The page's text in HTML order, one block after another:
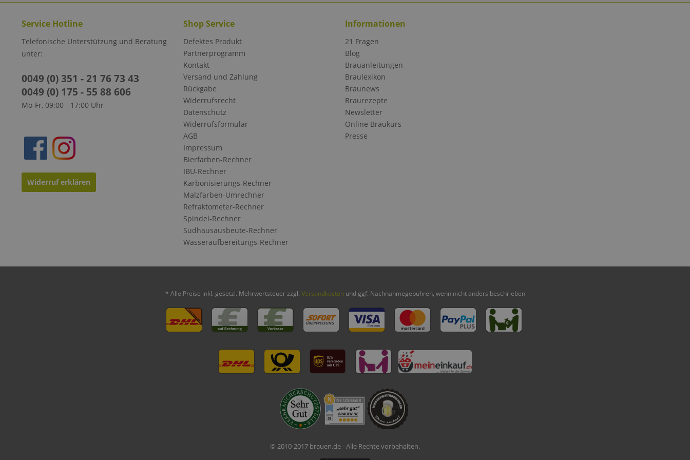
Service Hotline
Telefonische Unterstützung und Beratung
unter:
0049 (0) 351 - 21 76 73 43
0049 (0) 175 - 55 88 606
Mo-Fr, 09:00 - 17:00 Uhr
Widerruf erklären
Shop Service
Defektes Produkt
Partnerprogramm
Kontakt
Versand und Zahlung
Rückgabe
Widerrufsrecht
Datenschutz
Widerrufsformular
AGB
Impressum
Bierfarben-Rechner
IBU-Rechner
Karbonisierungs-Rechner
Malzfarben-Umrechner
Refraktometer-Rechner
Spindel-Rechner
Sudhausausbeute-Rechner
Wasseraufbereitungs-Rechner
Informationen
21 Fragen
Blog
Brauanleitungen
Braulexikon
Braunews
Braurezepte
Newsletter
Online Braukurs
Presse
* Alle Preise inkl. gesetzl. Mehrwertsteuer zzgl. Versandkosten und ggf. Nachnahmegebühren, wenn nicht anders beschrieben
© 2010-2017 brauen.de - Alle Rechte vorbehalten.